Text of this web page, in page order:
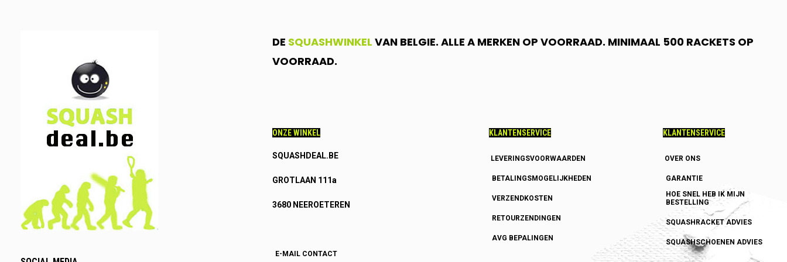
DE SQUASHWINKEL VAN BELGIE. ALLE A MERKEN OP VOORRAAD. MINIMAAL 500 RACKETS OP
VOORRAAD.
ONZE WINKEL
SQUASHDEAL.BE
GROTLAAN 111a
3680 NEEROETEREN
E-MAIL CONTACT
KLANTENSERVICE
LEVERINGSVOORWAARDEN
BETALINGSMOGELIJKHEDEN
VERZENDKOSTEN
RETOURZENDINGEN
AVG BEPALINGEN
KLANTENSERVICE
OVER ONS
GARANTIE
HOE SNEL HEB IK MIJN
BESTELLING
SQUASHRACKET ADVIES
SQUASHSCHOENEN ADVIES